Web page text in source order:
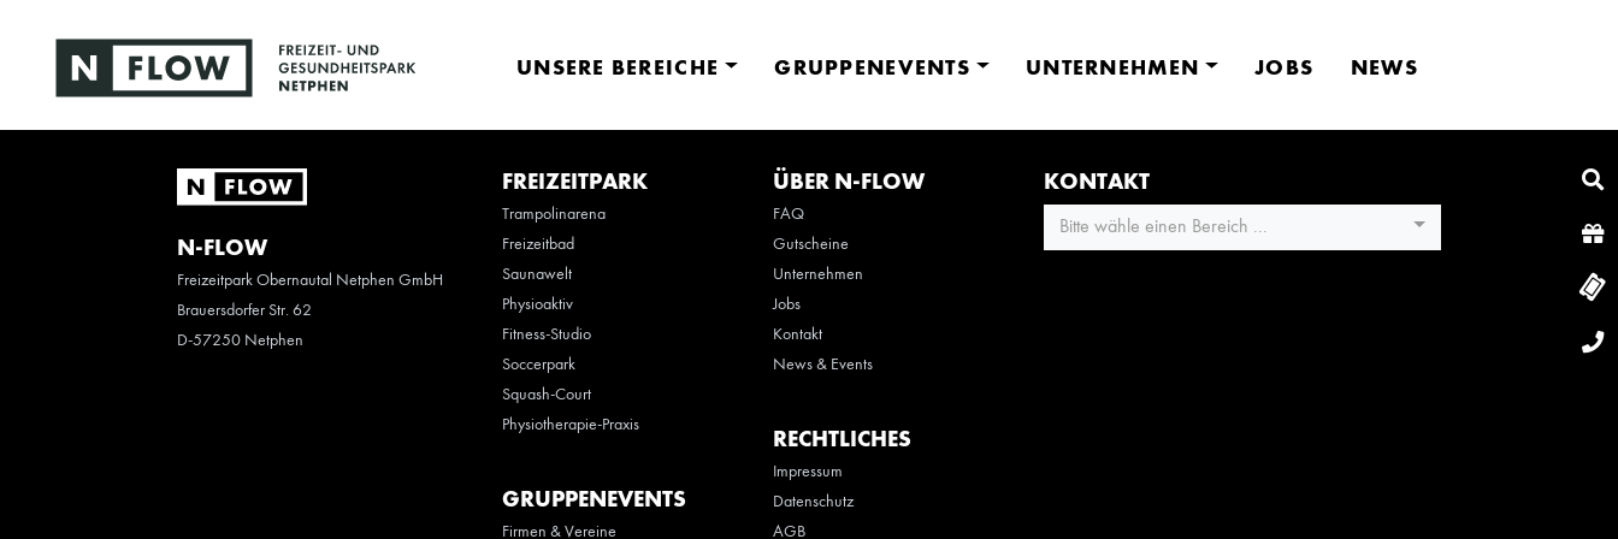
UNSERE BEREICHE GRUPPENEVENTS UNTERNEHMEN JOBS NEWS
N-FLOW
Freizeitpark Obernautal Netphen GmbH
Brauersdorfer Str. 62
D-57250 Netphen
FREIZEITPARK
Trampolinarena
Freizeitbad
Saunawelt
Physioaktiv
Fitness-Studio
Soccerpark
Squash-Court
Physiotherapie-Praxis
GRUPPENEVENTS
Firmen & Vereine
ÜBER N-FLOW
FAQ
Gutscheine
Unternehmen
Jobs
Kontakt
News & Events
RECHTLICHES
Impressum
Datenschutz
AGB
KONTAKT
Bitte wähle einen Bereich ...